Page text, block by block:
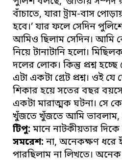
বাঁচাতে, যারা ট্রাম-বাস
হবে।’ যার ফলে সেদিন
আমিও ছিলাম সেদিন। আমি
নিয়ে টানাটানি হলো।
দলের লোক। কিন্তু প্রশ্ন
এটা একটা গ্রেট প্রশ্ন। ওই যে
শিকার হয়ে সতের বছর
একটা মারাত্মক ঘটনা। সে
খুঁজতে খুঁজতে আমি ভাবলাম,
টিপু: মানে নাটকীয়তার
সমরেশ: না, অনেকক্ষণ ধরে
পারছিলাম না লিখতে।